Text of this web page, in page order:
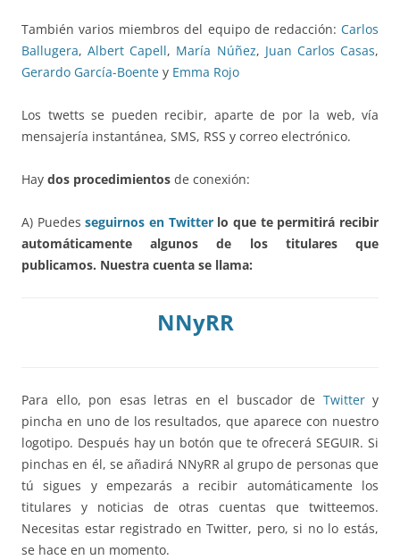
También varios miembros del equipo de redacción: Carlos
Ballugera,Albert Capell, María Núñez, Juan Carlos Casas,
Gerardo García-Boente y Emma Rojo
Los twetts se pueden recibir, aparte de por la web, vía
mensajería instantánea, SMS, RSS y correo electrónico.
Hay dos procedimientos de conexión:
A) Puedesseguirnos en Twitter lo que te permitirá recibir
automáticamente algunos de los titulares que
publicamos. Nuestra cuenta se llama:
NNyRR
Para ello, pon esas letras en el buscador de Twittery
pincha en uno de los resultados, que aparece con nuestro
logotipo. Después hay un botón que te ofrecerá SEGUIR. Si
pinchas en él, se añadirá NNyRR al grupo de personas que
tú sigues y empezarás a recibir automáticamente los
titulares y noticias de otras cuentas que twitteemos.
Necesitas estar registrado en Twitter, pero, si no lo estás,
se hace en un momento.